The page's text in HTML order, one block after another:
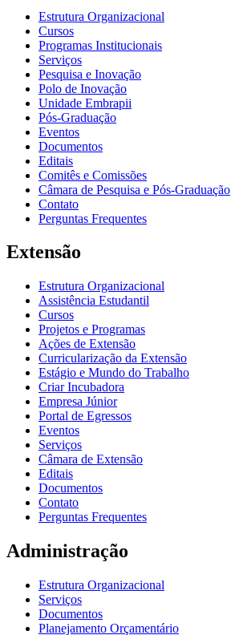
Estrutura Organizacional
Cursos
Programas Institucionais
Serviços
Pesquisa e Inovação
Polo de Inovação
Unidade Embrapii
Pós-Graduação
Eventos
Documentos
Editais
Comitês e Comissões
Câmara de Pesquisa e Pós-Graduação
Contato
Perguntas Frequentes
Extensão
Estrutura Organizacional
Assistência Estudantil
Cursos
Projetos e Programas
Ações de Extensão
Curricularização da Extensão
Estágio e Mundo do Trabalho
Criar Incubadora
Empresa Júnior
Portal de Egressos
Eventos
Serviços
Câmara de Extensão
Editais
Documentos
Contato
Perguntas Frequentes
Administração
Estrutura Organizacional
Serviços
Documentos
Planejamento Orçamentário